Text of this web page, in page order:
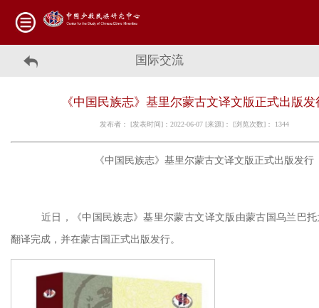
国际交流
《中国民族志》基里尔蒙古文译文版正式出版发
发布者： [发表时间]：2022-06-07 [来源]： [浏览次数]： 1344
《中国民族志》基里尔蒙古文译文版正式出版发行
近日，《中国民族志》基里尔蒙古文译文版由蒙古国乌兰巴
翻译完成，并在蒙古国正式出版发行。